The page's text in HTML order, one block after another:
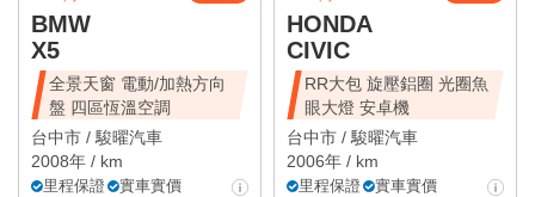
BMW
X5
全景天窗 電動/加熱方向
盤 四區恆溫空調
台中市 /駿曜汽車
2008年 / km
里程保證
實車實價
HONDA
CIVIC
RR大包 旋壓鋁圈 光圈魚
眼大燈 安卓機
台中市 /駿曜汽車
2006年 / km
里程保證
實車實價